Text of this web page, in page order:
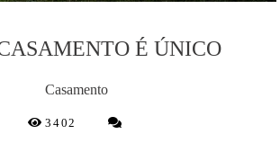
É ÚNICO
Casamento
3402